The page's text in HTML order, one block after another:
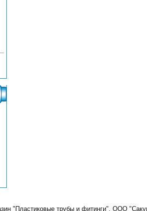
"Пластиковые трубы и фитинги", ООО